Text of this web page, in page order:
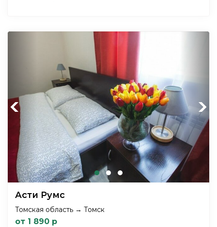
Previous Next
Асти Румс
Томская область → Томск
от 1 890 р